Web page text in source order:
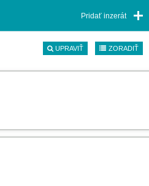
Pridať inzerát
UPRAVIŤ ZORADIŤ